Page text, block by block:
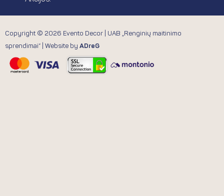
Copyright © 2026 Evento Decor | UAB „Renginių maitinimo
sprendimai“ | Website by ADreG